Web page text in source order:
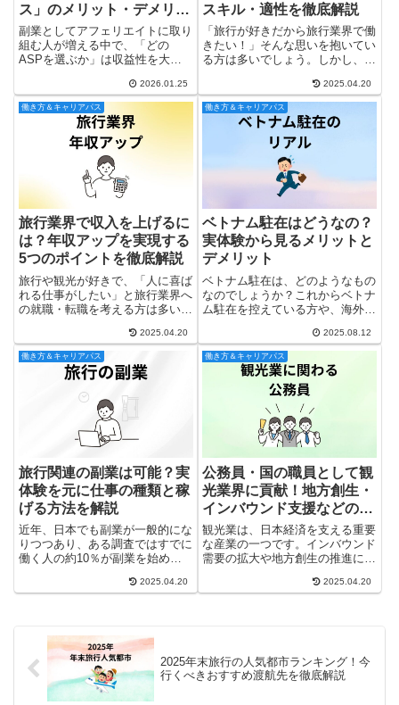
ス」のメリット・デメリッ
トを徹底解説
副業としてアフェリエイトに取り
組む人が増える中で、「どの
ASPを選ぶか」は収益性を大き
イトサービスの中でも、バリュー
コマースは運営歴が長く、初心者
から経験者まで幅広く利用されて
いるASPのひとつです。Yahoo...
2026.01.25
スキル・適性を徹底解説
「旅行が好きだから旅行業界で働
きたい！」そんな思いを抱いてい
る方は多いでしょう。しかし、旅
活躍できることは必ずしもイコー
ルではありません。実際、旅行業
界で求められるスキルや適性は、
単に「旅行が好き」という気持
2025.04.20
働き方＆キャリアパス
旅行業界で収入を上げるに
は？年収アップを実現する
5つのポイントを徹底解説
旅行や観光が好きで、「人に喜ば
れる仕事がしたい」と旅行業界へ
の就職・転職を考える方は多いで
際の年収や給与事情も現実的に把
握しておくことが重要です。本記
事では、旅行業界の平均年収の実
態から、収入アップを実現する
2025.04.20
働き方＆キャリアパス
ベトナム駐在はどうなの？
実体験から見るメリットと
デメリット
ベトナム駐在は、どのようなもの
なのでしょうか？これからベトナ
ム駐在を控えている方や、海外で
けて、実際の駐在経験をもとにベ
トナムでの生活や仕事のリアルな
実情をお伝えします。駐在生活に
は多くのメリットがある一方
2025.08.12
働き方＆キャリアパス
旅行関連の副業は可能？実
体験を元に仕事の種類と稼
げる方法を解説
近年、日本でも副業が一般的にな
りつつあり、ある調査ではすでに
働く人の約10％が副業を始めて
に旅行業界では、新型コロナウイ
2025.04.20
働き方＆キャリアパス
公務員・国の職員として観
光業界に貢献！地方創生・
インバウンド支援などの仕
事を徹底解説
観光業は、日本経済を支える重要
な産業の一つです。インバウンド
需要の拡大や地方創生の推進に伴
関の果たす役割もますます重要に
2025.04.20
2025年末旅行の人気都市ランキング！今
行くべきおすすめ渡航先を徹底解説